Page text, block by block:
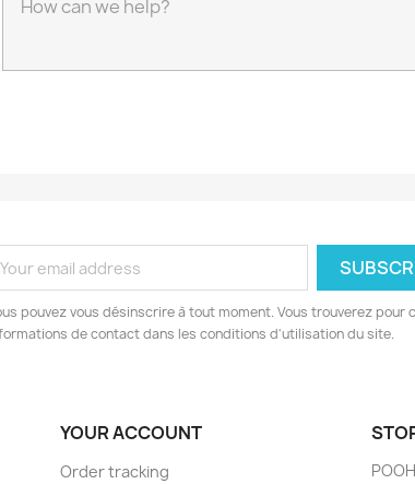
pouvez vous désinscrire à tout moment. Vous trouverez pour
de contact dans les conditions d'utilisation du site.
YOUR ACCOUNT
Order tracking